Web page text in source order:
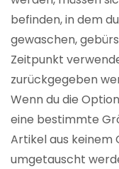
befinden, in dem
gewaschen,
Zeitpunkt
zurückgegeben
Wenn du die
eine bestimmte
Artikel aus keinem
umgetauscht